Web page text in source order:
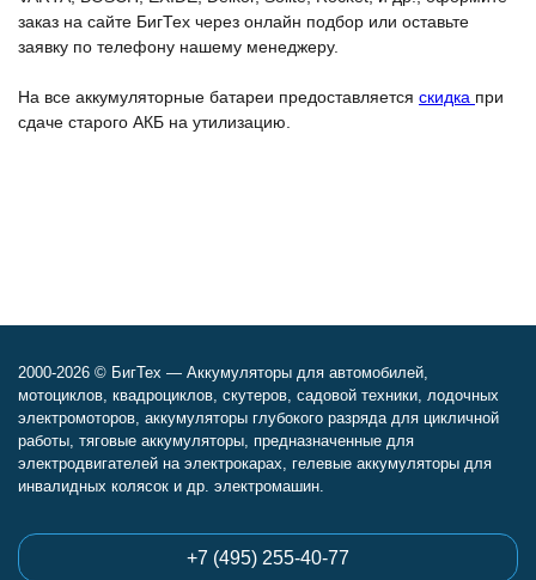
заказ на сайте БигТех через онлайн подбор или оставьте
заявку по телефону нашему менеджеру.
На все аккумуляторные батареи предоставляется скидка при
сдаче старого АКБ на утилизацию.
2000-2026 © БигТех — Аккумуляторы для автомобилей,
мотоциклов, квадроциклов, скутеров, садовой техники, лодочных
электромоторов, аккумуляторы глубокого разряда для цикличной
работы, тяговые аккумуляторы, предназначенные для
электродвигателей на электрокарах, гелевые аккумуляторы для
инвалидных колясок и др. электромашин.
+7 (495) 255-40-77